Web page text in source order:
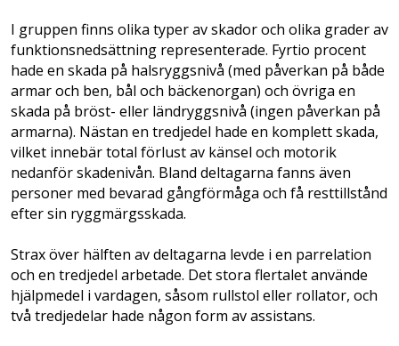
I gruppen finns olika typer av skador och olika grader av
funktionsnedsättning representerade. Fyrtio procent
hade en skada på halsryggsnivå (med påverkan på både
armar och ben, bål och bäcken­organ) och övriga en
skada på bröst- eller ländryggsnivå (ingen påverkan på
armarna). Nästan en tredjedel hade en komplett skada,
vilket innebär total förlust av känsel och motorik
nedanför skadenivån. Bland deltagarna fanns även
personer med bevarad gångförmåga och få resttillstånd
efter sin ryggmärgsskada.
Strax över hälften av deltagarna levde i en parrelation
och en tredjedel arbetade. Det stora flertalet använde
hjälpmedel i vardagen, såsom rullstol eller rollator, och
två tredjedelar hade någon form av assistans.